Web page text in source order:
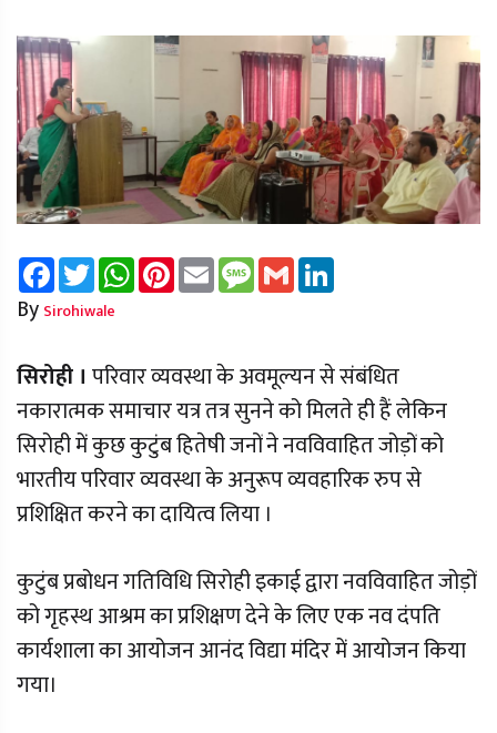
FacebookTwitterWhatsAppPinterest
Email Message
Gmail
By Sirohiwale
सिरोही । परिवार व्यवस्था के अवमूल्यन से संबंधित
नकारात्मक समाचार यत्र तत्र सुनने को मिलते ही हैं लेकिन
सिरोही में कुछ कुटुंब हितेषी जनों ने नवविवाहित जोड़ों को
भारतीय परिवार व्यवस्था के अनुरूप व्यवहारिक रुप से
प्रशिक्षित करने का दायित्व लिया ।
कुटुंब प्रबोधन गतिविधि सिरोही इकाई द्वारा नवविवाहित जोड़ों
को गृहस्थ आश्रम का प्रशिक्षण देने के लिए एक नव दंपति
कार्यशाला का आयोजन आनंद विद्या मंदिर में आयोजन किया
गया।